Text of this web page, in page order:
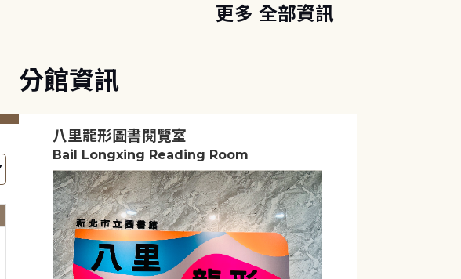
更多 全部資訊
分館資訊
八里龍形圖書閱覽室
Bail Longxing Reading Room